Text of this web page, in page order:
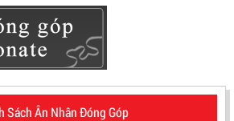
Sách Ân Nhân Đóng Góp